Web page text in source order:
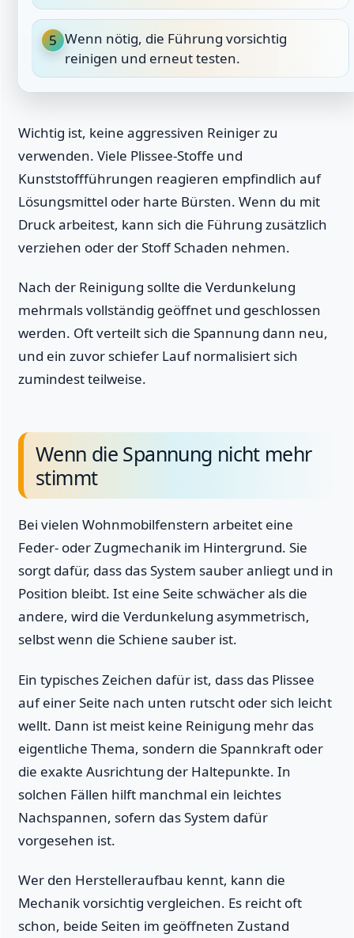
5 Wenn nötig, die Führung vorsichtig
reinigen und erneut testen.
Wichtig ist, keine aggressiven Reiniger zu
verwenden. Viele Plissee-Stoffe und
Kunststoffführungen reagieren empfindlich auf
Lösungsmittel oder harte Bürsten. Wenn du mit
Druck arbeitest, kann sich die Führung zusätzlich
verziehen oder der Stoff Schaden nehmen.
Nach der Reinigung sollte die Verdunkelung
mehrmals vollständig geöffnet und geschlossen
werden. Oft verteilt sich die Spannung dann neu,
und ein zuvor schiefer Lauf normalisiert sich
zumindest teilweise.
Wenn die Spannung nicht mehr
stimmt
Bei vielen Wohnmobilfenstern arbeitet eine
Feder- oder Zugmechanik im Hintergrund. Sie
sorgt dafür, dass das System sauber anliegt und in
Position bleibt. Ist eine Seite schwächer als die
andere, wird die Verdunkelung asymmetrisch,
selbst wenn die Schiene sauber ist.
Ein typisches Zeichen dafür ist, dass das Plissee
auf einer Seite nach unten rutscht oder sich leicht
wellt. Dann ist meist keine Reinigung mehr das
eigentliche Thema, sondern die Spannkraft oder
die exakte Ausrichtung der Haltepunkte. In
solchen Fällen hilft manchmal ein leichtes
Nachspannen, sofern das System dafür
vorgesehen ist.
Wer den Herstelleraufbau kennt, kann die
Mechanik vorsichtig vergleichen. Es reicht oft
schon, beide Seiten im geöffneten Zustand